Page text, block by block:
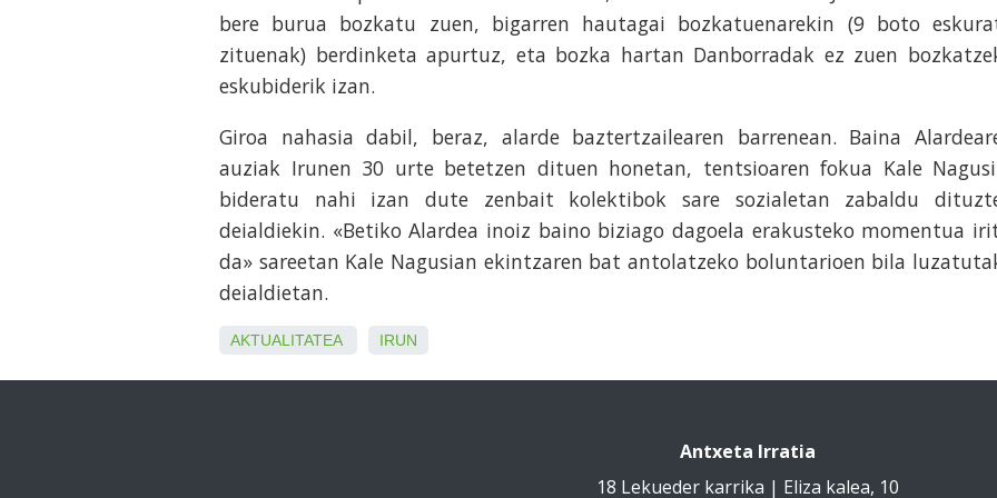
bere burua bozkatu zuen, bigarren hautagai bozkatuenarekin (9 boto
zituenak) berdinketa apurtuz, eta bozka hartan Danborradak ez zuen
eskubiderik izan.
Giroa nahasia dabil, beraz, alarde baztertzailearen barrenean. Baina
auziak Irunen 30 urte betetzen dituen honetan, tentsioaren fokua Kale
bideratu nahi izan dute zenbait kolektibok sare sozialetan zabaldu
deialdiekin. «Betiko Alardea inoiz baino biziago dagoela erakusteko momentua
da» sareetan Kale Nagusian ekintzaren bat antolatzeko boluntarioen bila
deialdietan.
AKTUALITATEA IRUN
Antxeta Irratia
18 Lekueder karrika | Eliza kalea, 10